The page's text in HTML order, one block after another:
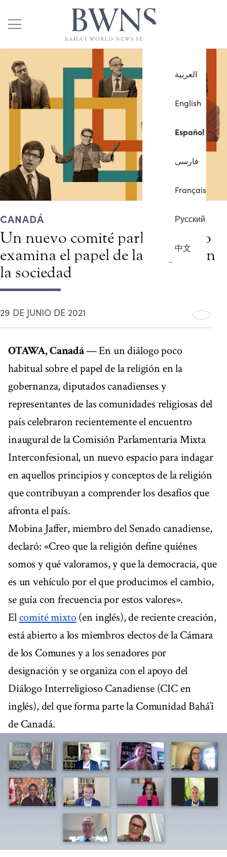
العربية
English
Español
فارسی
Français
Русский
中文
CANADÁ
Un nuevo comité parlamentario
examina el papel de la religión en
la sociedad
29 DE JUNIO DE 2021
OTAWA, Canadá— En un diálogo poco
habitual sobre el papel de la religión en la
gobernanza, diputados canadienses y
representantes de las comunidades religiosas del
país celebraron recientemente el encuentro
inaugural de la Comisión Parlamentaria Mixta
Interconfesional, un nuevo espacio para indagar
en aquellos principios y conceptos de la religión
que contribuyan a comprender los desafíos que
afronta el país.
Mobina Jaffer, miembro del Senado canadiense,
declaró: «Creo que la religión define quiénes
somos y qué valoramos, y que la democracia, que
es un vehículo por el que producimos el cambio,
se guía con frecuencia por estos valores».
Elcomité mixto(en inglés), de reciente creación,
está abierto a los miembros electos de la Cámara
de los Comunes y a los senadores por
designación y se organiza con el apoyo del
Diálogo Interreligioso Canadiense (CIC en
inglés), del que forma parte la Comunidad Bahá’í
de Canadá.